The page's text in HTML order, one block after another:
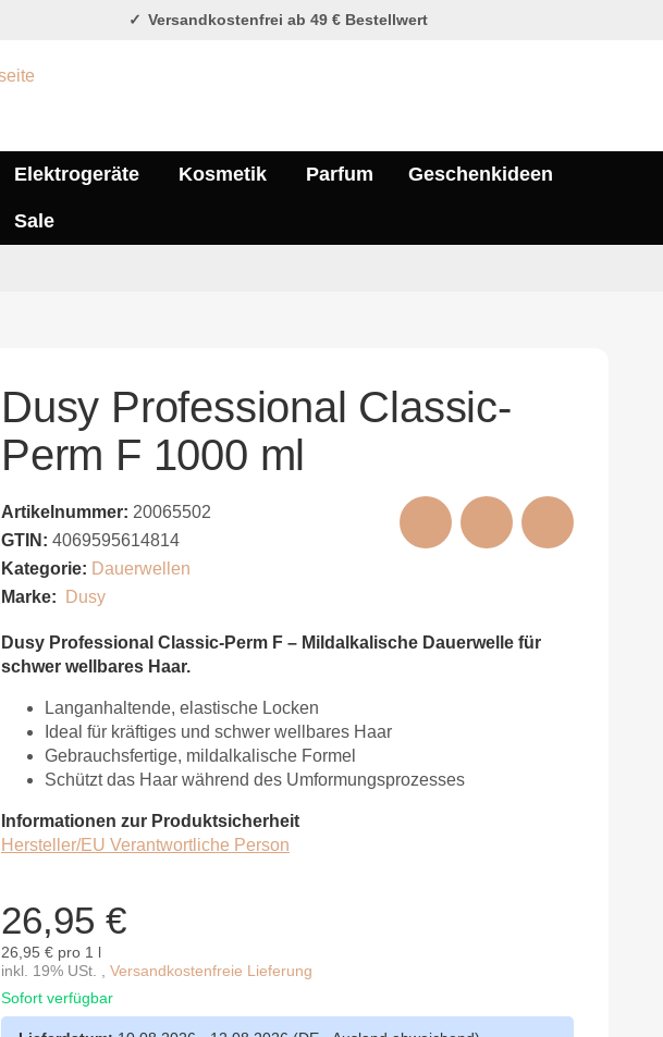
Versandkostenfrei ab 49 € Bestellwert
Elektrogeräte Kosmetik Parfum Geschenkideen
Sale
Dusy Professional Classic-
Perm F 1000 ml
Artikelnummer: 20065502
GTIN: 4069595614814
Kategorie: Dauerwellen
Marke:
Dusy
Dusy Professional Classic-Perm F – Mildalkalische Dauerwelle für
schwer wellbares Haar.
Langanhaltende, elastische Locken
Ideal für kräftiges und schwer wellbares Haar
Gebrauchsfertige, mildalkalische Formel
Schützt das Haar während des Umformungsprozesses
Informationen zur Produktsicherheit
Hersteller/EU Verantwortliche Person
26,95 €
26,95 € pro 1 l
inkl. 19% USt. , Versandkostenfreie Lieferung
Sofort verfügbar